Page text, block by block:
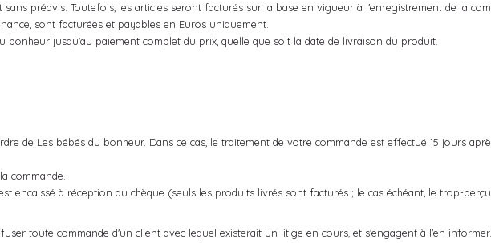
préavis. Toutefois, les articles seront facturés sur la base en vigueur à l'enregistrement de la
sont facturées et payables en Euros uniquement.
bonheur jusqu'au paiement complet du prix, quelle que soit la date de livraison du produit.
de Les bébés du bonheur. Dans ce cas, le traitement de votre commande est effectué 15 jours
commande.
encaissé à réception du chèque (seuls les produits livrés sont facturés ; le cas échéant, le trop-
toute commande d'un client avec lequel existerait un litige en cours, et s'engagent à l'en informer.